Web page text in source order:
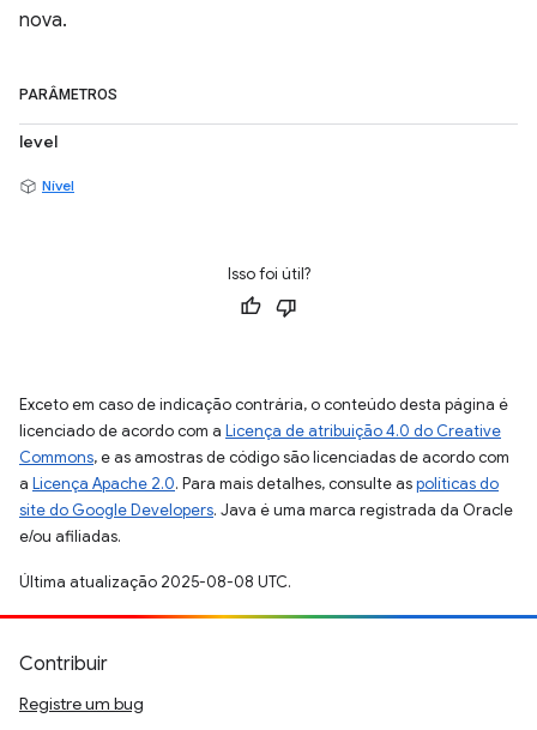
nova.
PARÂMETROS
level
Nível
Isso foi útil?
Exceto em caso de indicação contrária, o conteúdo desta página é
licenciado de acordo com a Licença de atribuição 4.0 do Creative
Commons, e as amostras de código são licenciadas de acordo com
a Licença Apache 2.0. Para mais detalhes, consulte aspolíticas do
site do Google Developers. Java é uma marca registrada da Oracle
e/ou afiliadas.
Última atualização 2025-08-08 UTC.
Contribuir
Registre um bug